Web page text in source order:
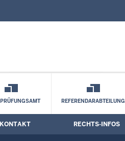
REFERENDARABTEILUNG
KONTAKT RECHTS-INFOS